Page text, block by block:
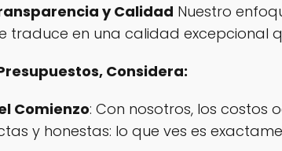
y Calidad Nuestro
traduce en una calidad excepcional
Considera:
Comienzo: Con nosotros, los costos
y honestas: lo que ves es